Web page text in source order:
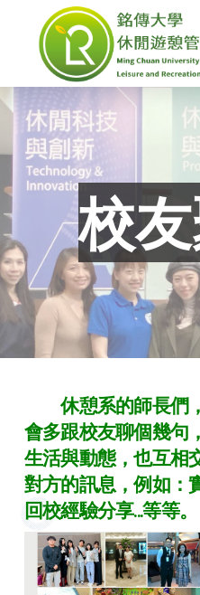
校
休憩系的師長們
會多跟校友聊個幾句
生活與動態，也互相
對方的訊息，例如：
回校經驗分享...等等。